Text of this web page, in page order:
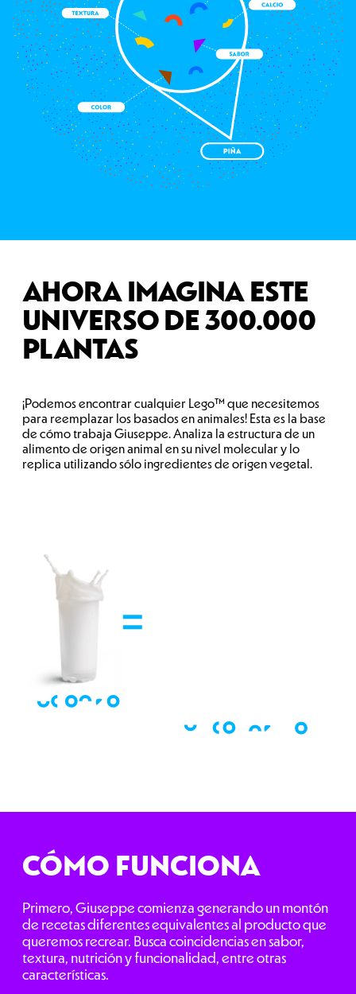
AHORA IMAGINA ESTE
UNIVERSO DE 300.000
PLANTAS
¡Podemos encontrar cualquier Lego™ que necesitemos
para reemplazar los basados ​​en animales! Esta es la base
de cómo trabaja Giuseppe. Analiza la estructura de un
alimento de origen animal en su nivel molecular y lo
replica utilizando sólo ingredientes de origen vegetal.
CÓMO FUNCIONA
Primero, Giuseppe comienza generando un montón
de recetas diferentes equivalentes al producto que
queremos recrear. Busca coincidencias en sabor,
textura, nutrición y funcionalidad, entre otras
características.